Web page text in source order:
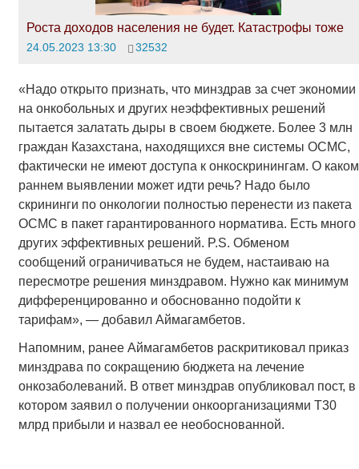
Роста доходов населения не будет. Катастрофы тоже
24.05.2023 13:30 32532
«Надо открыто признать, что минздрав за счет экономии
на онкобольных и других неэффективных решений
пытается залатать дыры в своем бюджете. Более 3 млн
граждан Казахстана, находящихся вне системы ОСМС,
фактически не имеют доступа к онкоскринингам. О каком
раннем выявлении может идти речь? Надо было
скрининги по онкологии полностью перенести из пакета
ОСМС в пакет гарантированного норматива. Есть много
других эффективных решений. P.S. Обменом
сообщений ограничиваться не будем, настаиваю на
пересмотре решения минздравом. Нужно как минимум
дифференцированно и обоснованно подойти к
тарифам», — добавил Аймагамбетов.
Напомним, ранее Аймагамбетов раскритиковал приказ
минздрава по сокращению бюджета на лечение
онкозаболеваний. В ответ минздрав опубликовал пост, в
котором заявил о получении онкоорганизациями Т30
млрд прибыли и назвал ее необоснованной.